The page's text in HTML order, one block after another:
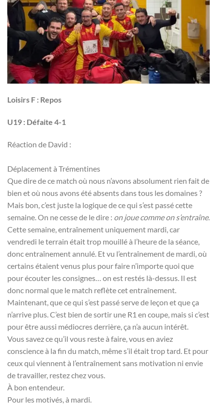
Loisirs F : Repos
U19 : Défaite 4-1
Réaction de David :
Déplacement à Trémentines
Que dire de ce match où nous n’avons absolument rien fait de
bien et où nous avons été absents dans tous les domaines ?
Mais bon, c’est juste la logique de ce qui s’est passé cette
semaine. On ne cesse de le dire : on joue comme on s’entraîne.
Cette semaine, entraînement uniquement mardi, car
vendredi le terrain était trop mouillé à l’heure de la séance,
donc entraînement annulé. Et vu l’entraînement de mardi, où
certains étaient venus plus pour faire n’importe quoi que
pour écouter les consignes… on est restés là-dessus. Il est
donc normal que le match reflète cet entraînement.
Maintenant, que ce qui s’est passé serve de leçon et que ça
n’arrive plus. C’est bien de sortir une R1 en coupe, mais si c’est
pour être aussi médiocres derrière, ça n’a aucun intérêt.
Vous savez ce qu’il vous reste à faire, vous en aviez
conscience à la fin du match, même s’il était trop tard. Et pour
ceux qui viennent à l’entraînement sans motivation ni envie
de travailler, restez chez vous.
À bon entendeur.
Pour les motivés, à mardi.